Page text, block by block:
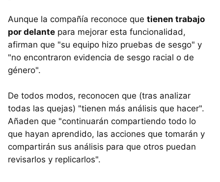
Aunque la compañía reconoce que tienen trabajo
por delante para mejorar esta funcionalidad,
afirman que "su equipo hizo pruebas de sesgo" y
"no encontraron evidencia de sesgo racial o de
género".
De todos modos, reconocen que (tras analizar
todas las quejas) "tienen más análisis que hacer".
Añaden que "continuarán compartiendo todo lo
que hayan aprendido, las acciones que tomarán y
compartirán sus análisis para que otros puedan
revisarlos y replicarlos".